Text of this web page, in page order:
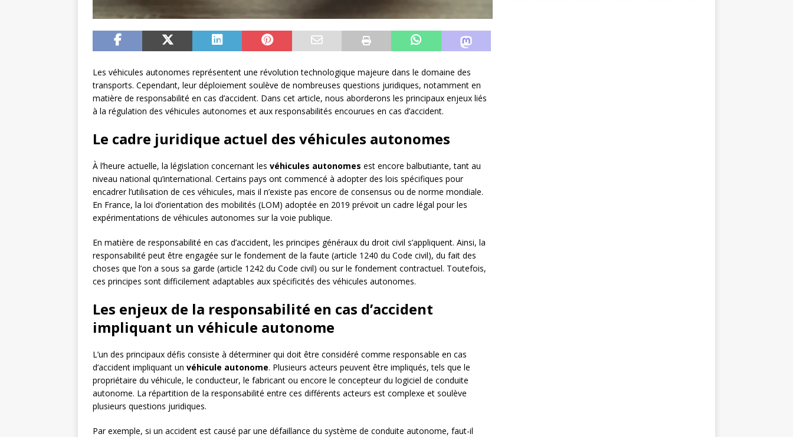
Les véhicules autonomes représentent une révolution technologique majeure dans le domaine des
transports. Cependant, leur déploiement soulève de nombreuses questions juridiques, notamment en
matière de responsabilité en cas d’accident. Dans cet article, nous aborderons les principaux enjeux liés
à la régulation des véhicules autonomes et aux responsabilités encourues en cas d’accident.
Le cadre juridique actuel des véhicules autonomes
À l’heure actuelle, la législation concernant les véhicules autonomes est encore balbutiante, tant au
niveau national qu’international. Certains pays ont commencé à adopter des lois spécifiques pour
encadrer l’utilisation de ces véhicules, mais il n’existe pas encore de consensus ou de norme mondiale.
En France, la loi d’orientation des mobilités (LOM) adoptée en 2019 prévoit un cadre légal pour les
expérimentations de véhicules autonomes sur la voie publique.
En matière de responsabilité en cas d’accident, les principes généraux du droit civil s’appliquent. Ainsi, la
responsabilité peut être engagée sur le fondement de la faute (article 1240 du Code civil), du fait des
choses que l’on a sous sa garde (article 1242 du Code civil) ou sur le fondement contractuel. Toutefois,
ces principes sont difficilement adaptables aux spécificités des véhicules autonomes.
Les enjeux de la responsabilité en cas d’accident
impliquant un véhicule autonome
L’un des principaux défis consiste à déterminer qui doit être considéré comme responsable en cas
d’accident impliquant un véhicule autonome. Plusieurs acteurs peuvent être impliqués, tels que le
propriétaire du véhicule, le conducteur, le fabricant ou encore le concepteur du logiciel de conduite
autonome. La répartition de la responsabilité entre ces différents acteurs est complexe et soulève
plusieurs questions juridiques.
Par exemple, si un accident est causé par une défaillance du système de conduite autonome, faut-il